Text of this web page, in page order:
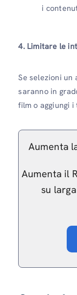
i
4. Limitare le
Se selezioni un
saranno in
film o aggiungi
Aumenta
Aumenta il
su